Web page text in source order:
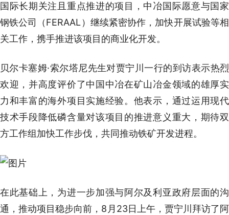
国际长期关注且重点推进的项目，中冶国际愿意与国家
钢铁公司（FERAAL）继续紧密协作，加快开展试验等相
关工作，携手推进该项目的商业化开发。
贝尔卡塞姆·索尔塔尼先生对贾宁川一行的到访表示热烈
欢迎，并高度评价了中国中冶在矿山冶金领域的雄厚实
力和丰富的海外项目实施经验。他表示，通过运用现代
技术手段降低磷含量对该项目的推进意义重大，期待双
方工作组加快工作步伐，共同推动铁矿开发进程。
在此基础上，为进一步加强与阿尔及利亚政府层面的沟
通，推动项目稳步向前，8月23日上午，贾宁川拜访了阿